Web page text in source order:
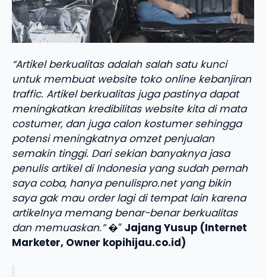
“Artikel berkualitas adalah salah satu kunci
untuk membuat website toko online kebanjiran
traffic. Artikel berkualitas juga pastinya dapat
meningkatkan kredibilitas website kita di mata
costumer, dan juga calon kostumer sehingga
potensi meningkatnya omzet penjualan
semakin tinggi. Dari sekian banyaknya jasa
penulis artikel di Indonesia yang sudah pernah
saya coba, hanya penulispro.net yang bikin
saya gak mau order lagi di tempat lain karena
artikelnya memang benar-benar berkualitas
dan memuaskan.”�” Jajang Yusup (Internet
Marketer, Owner kopihijau.co.id)